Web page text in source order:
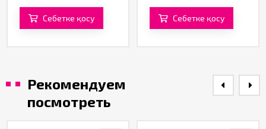
Себетке қосу Себетке қосу
Рекомендуем
посмотреть